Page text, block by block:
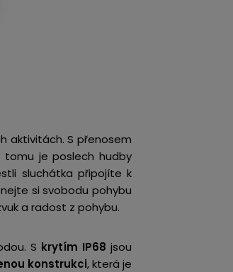
aktivitách. S přenosem
je poslech hudby
sluchátka připojíte k
si svobodu pohybu
a radost z pohybu.
S krytím IP68 jsou
konstrukci, která je